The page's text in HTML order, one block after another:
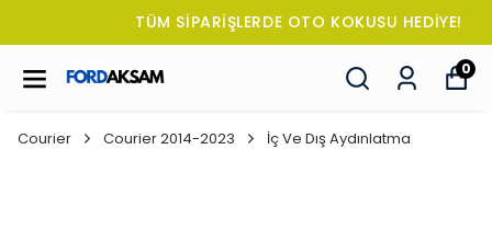
TÜM SİPARİŞLERDE OTO KOKUSU HEDİYE!
0
Courier Courier 2014-2023 İç Ve Dış Aydınlatma